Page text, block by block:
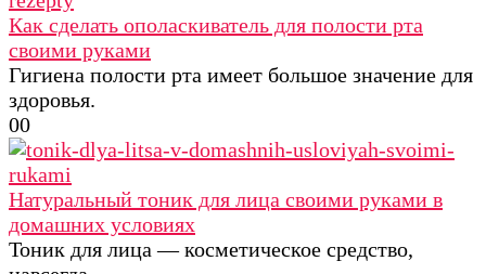
Как сделать ополаскиватель для полости рта
своими руками
Гигиена полости рта имеет большое значение для
здоровья.
00
Натуральный тоник для лица своими руками в
домашних условиях
Тоник для лица — косметическое средство,